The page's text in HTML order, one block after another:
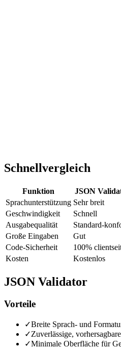
Schnellvergleich
Funktion JSON
Sprachunterstützung Sehr breit
Geschwindigkeit
Schnell
Ausgabequalität
Standard-
Große Eingaben
Gut
Code-Sicherheit
100%
Kosten
Kostenlos
JSON Validator
Vorteile
✓Breite Sprach- und
✓Zuverlässige,
✓Minimale Oberfläche für